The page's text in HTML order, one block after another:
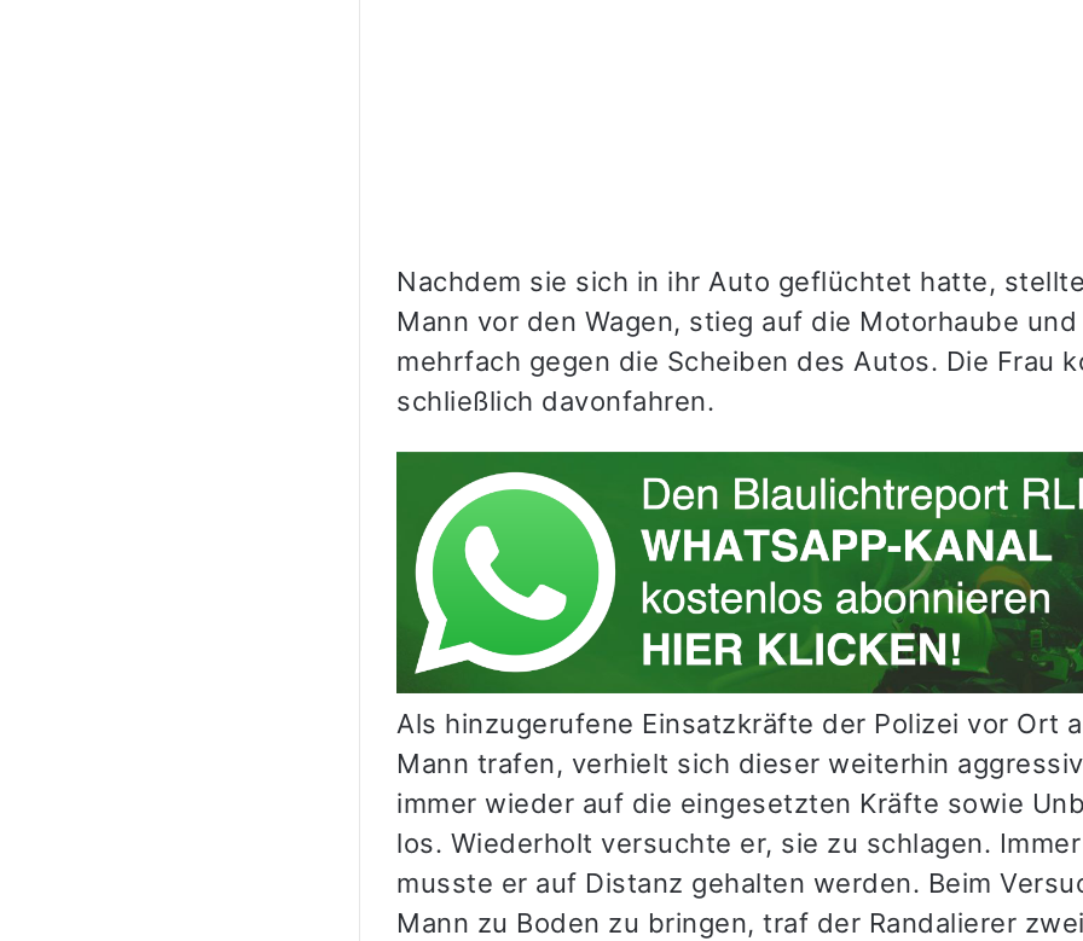
Nachdem sie sich in ihr Auto geflüchtet hatte,
Mann vor den Wagen, stieg auf die Motorhaube
mehrfach gegen die Scheiben des Autos. Die Frau
schließlich davonfahren.
Als hinzugerufene Einsatzkräfte der Polizei vor Ort
Mann trafen, verhielt sich dieser weiterhin
immer wieder auf die eingesetzten Kräfte sowie
los. Wiederholt versuchte er, sie zu schlagen.
musste er auf Distanz gehalten werden. Beim
Mann zu Boden zu bringen, traf der Randalierer